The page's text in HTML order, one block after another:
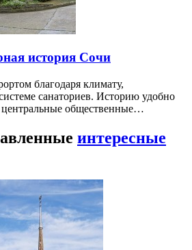
история Сочи
благодаря климату,
санаториев. Историю удобно
центральные общественные…
интересные